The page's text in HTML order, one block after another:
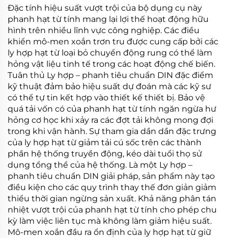
Đặc tính hiệu suất vượt trội của bộ dụng cụ này
phanh hạt từ tính mang lại lợi thế hoạt động hữu
hình trên nhiều lĩnh vực công nghiệp. Các điều
khiển mô-men xoắn trơn tru được cung cấp bởi các
ly hợp hạt từ loại bỏ chuyển động rung có thể làm
hỏng vật liệu tinh tế trong các hoạt động chế biến.
Tuân thủ Ly hợp – phanh tiêu chuẩn DIN đặc điểm
kỹ thuật đảm bảo hiệu suất dự đoán mà các kỹ sư
có thể tự tin kết hợp vào thiết kế thiết bị. Bảo vệ
quá tải vốn có của phanh hạt từ tính ngăn ngừa hư
hỏng cơ học khi xảy ra các đợt tải không mong đợi
trong khi vận hành. Sự tham gia dần dần đặc trưng
của ly hợp hạt từ giảm tải cú sốc trên các thành
phần hệ thống truyền động, kéo dài tuổi thọ sử
dụng tổng thể của hệ thống. Là một Ly hợp –
phanh tiêu chuẩn DIN giải pháp, sản phẩm này tạo
điều kiện cho các quy trình thay thế đơn giản giảm
thiểu thời gian ngừng sản xuất. Khả năng phân tán
nhiệt vượt trội của phanh hạt từ tính cho phép chu
kỳ làm việc liên tục mà không làm giảm hiệu suất.
Mô-men xoắn đầu ra ổn định của ly hợp hạt từ giữ